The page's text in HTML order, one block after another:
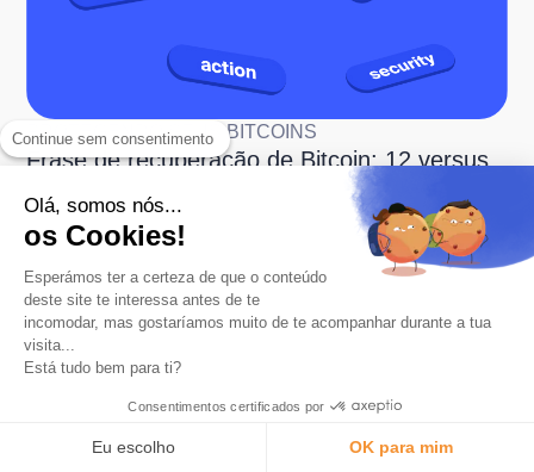
Continue sem consentimento
Olá, somos nós...
os Cookies!
Esperámos ter a certeza de que o conteúdo
deste site te interessa antes de te
incomodar, mas gostaríamos muito de te acompanhar durante a tua
visita...
Está tudo bem para ti?
Consentimentos certificados por
Eu escolho OK para mim
PROTEGENDO SEUS BITCOINS
Frase de recuperação de Bitcoin: 12 versus
24 palavras
O que é uma carteira com várias assinaturas